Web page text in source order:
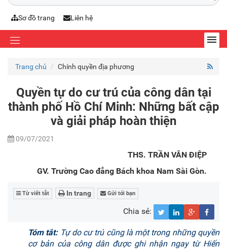
Sơ đồ trang Liên hệ
Trang chủ Chính quyền địa phương
Quyền tự do cư trú của công dân tại
thành phố Hồ Chí Minh: Những bất cập
và giải pháp hoàn thiện
09/07/2021
THS. TRẦN VĂN ĐIỆP
GV. Trường Cao đẳng Bách khoa Nam Sài Gòn.
Từ viết tắt In trang Gửi tới bạn
Chia sẻ:
Tóm tắt:Tự do cư trú cũng là một trong những quyền
cơ bản của công dân được ghi nhận ngay từ Hiến